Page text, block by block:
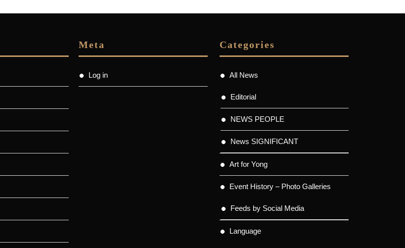
Meta
Log in
Categories
All News
Editorial
NEWS PEOPLE
News SIGNIFICANT
Art for Yong
Event History – Photo Galleries
Feeds by Social Media
Language